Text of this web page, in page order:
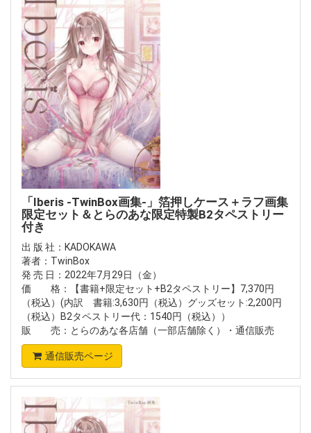
「Iberis -TwinBox画集-」箔押しケース＋ラフ画集
限定セット＆とらのあな限定特製B2タペストリー
付き
出 版 社：KADOKAWA
著者：TwinBox
発 売 日：2022年7月29日（金）
価 格：【書籍+限定セット+B2タペストリー】7,370円
（税込）(内訳 書籍:3,630円（税込）グッズセット:2,200円
（税込）B2タペストリー代：1540円（税込））
販 売：とらのあな各店舗（一部店舗除く）・通信販売
通信販売ページ